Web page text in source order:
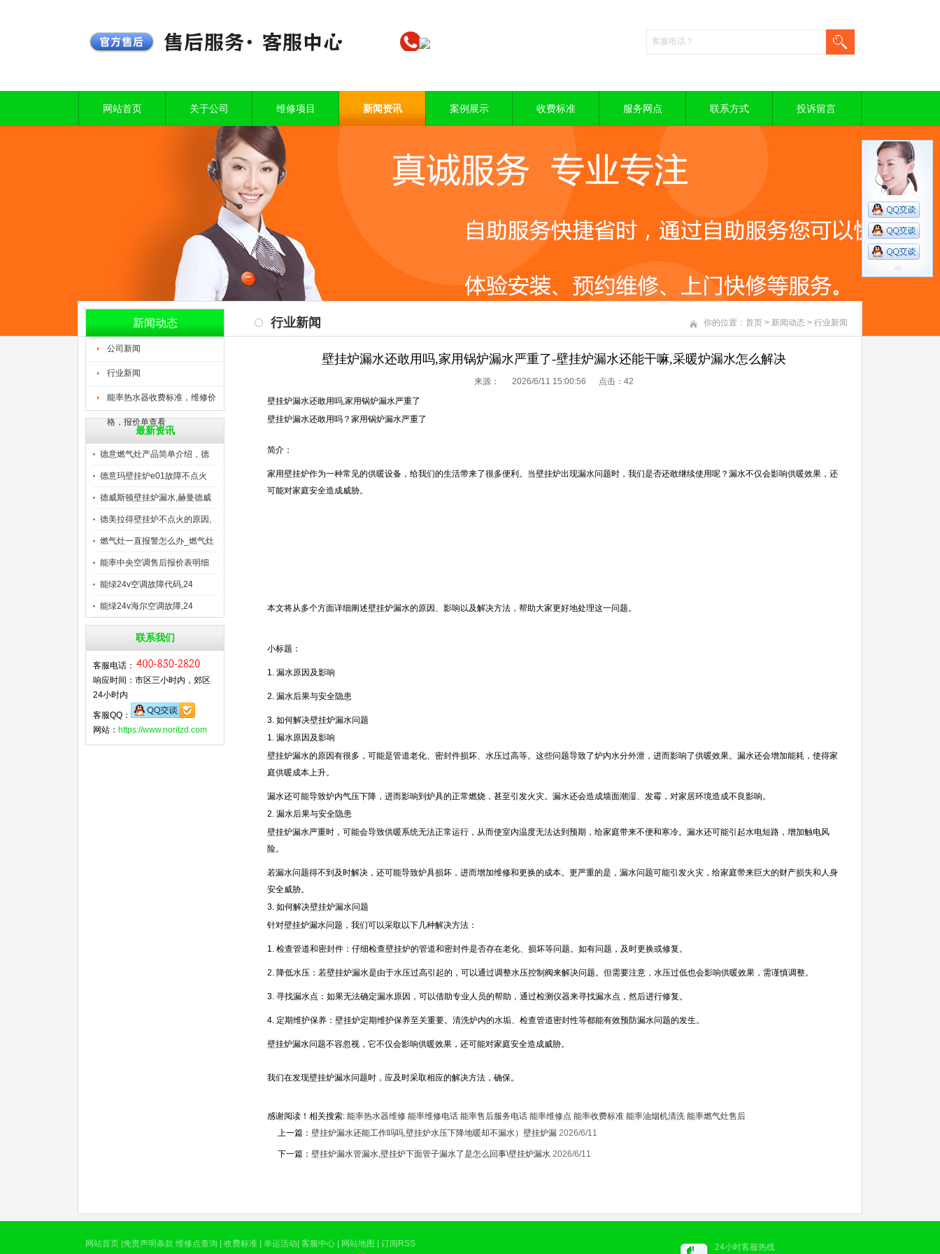
网站首页 关于公司 维修项目 新闻资讯 案例展示 收费标准 服务网点 联系方式 投诉留言
新闻动态
公司新闻
行业新闻
能率热水器收费标准，维修价
格，报价单查看
最新资讯
德意燃气灶产品简单介绍，德
意
德意玛壁挂炉e01故障不点火
德威斯顿壁挂炉漏水,赫曼德威
德美拉得壁挂炉不点火的原因,
燃气灶一直报警怎么办_燃气灶
能率中央空调售后报价表明细
是
能绿24v空调故障代码,24
能绿24v海尔空调故障,24
联系我们
客服电话：
响应时间：市区三小时内，郊区
24小时内
客服QQ：
网站： https://www.noritzd.com
行业新闻 你的位置： 首页 > 新闻动态 > 行业新闻
壁挂炉漏水还敢用吗,家用锅炉漏水严重了-壁挂炉漏水还能干嘛,采暖炉漏水怎么解决
来源： 2026/6/11 15:00:56 点击： 42
壁挂炉漏水还敢用吗,家用锅炉漏水严重了
壁挂炉漏水还敢用吗？家用锅炉漏水严重了
简介：
家用壁挂炉作为一种常见的供暖设备，给我们的生活带来了很多便利。当壁挂炉出现漏水问题时，我们是否还敢继续使用呢？漏水不仅会影响供暖效果，还
可能对家庭安全造成威胁。
本文将从多个方面详细阐述壁挂炉漏水的原因、影响以及解决方法，帮助大家更好地处理这一问题。
小标题：
1. 漏水原因及影响
2. 漏水后果与安全隐患
3. 如何解决壁挂炉漏水问题
1. 漏水原因及影响
壁挂炉漏水的原因有很多，可能是管道老化、密封件损坏、水压过高等。这些问题导致了炉内水分外泄，进而影响了供暖效果。漏水还会增加能耗，使得家
庭供暖成本上升。
漏水还可能导致炉内气压下降，进而影响到炉具的正常燃烧，甚至引发火灾。漏水还会造成墙面潮湿、发霉，对家居环境造成不良影响。
2. 漏水后果与安全隐患
壁挂炉漏水严重时，可能会导致供暖系统无法正常运行，从而使室内温度无法达到预期，给家庭带来不便和寒冷。漏水还可能引起水电短路，增加触电风
险。
若漏水问题得不到及时解决，还可能导致炉具损坏，进而增加维修和更换的成本。更严重的是，漏水问题可能引发火灾，给家庭带来巨大的财产损失和人身
安全威胁。
3. 如何解决壁挂炉漏水问题
针对壁挂炉漏水问题，我们可以采取以下几种解决方法：
1. 检查管道和密封件：仔细检查壁挂炉的管道和密封件是否存在老化、损坏等问题。如有问题，及时更换或修复。
2. 降低水压：若壁挂炉漏水是由于水压过高引起的，可以通过调整水压控制阀来解决问题。但需要注意，水压过低也会影响供暖效果，需谨慎调整。
3. 寻找漏水点：如果无法确定漏水原因，可以借助专业人员的帮助，通过检测仪器来寻找漏水点，然后进行修复。
4. 定期维护保养：壁挂炉定期维护保养至关重要。清洗炉内的水垢、检查管道密封性等都能有效预防漏水问题的发生。
壁挂炉漏水问题不容忽视，它不仅会影响供暖效果，还可能对家庭安全造成威胁。
我们在发现壁挂炉漏水问题时，应及时采取相应的解决方法，确保。
感谢阅读！相关搜索: 能率热水器维修 能率维修电话 能率售后服务电话 能率维修点 能率收费标准 能率油烟机清洗 能率燃气灶售后
上一篇： 壁挂炉漏水还能工作吗吗,壁挂炉水压下降地暖却不漏水）壁挂炉漏 2026/6/11
下一篇： 壁挂炉漏水管漏水,壁挂炉下面管子漏水了是怎么回事\壁挂炉漏水 2026/6/11
网站首页 免责声明条款 维修点查询 收费标准 幸运活动 客服中心 网站地图 订阅RSS 24小时客服热线